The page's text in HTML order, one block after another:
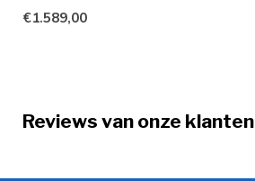
gemaakt van...
€1.589,00
Reviews van onze klanten